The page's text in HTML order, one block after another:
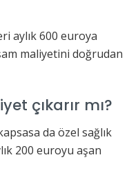
aylık 600 euroya
maliyetini doğrudan
çıkarır mı?
da özel sağlık
200 euroyu aşan